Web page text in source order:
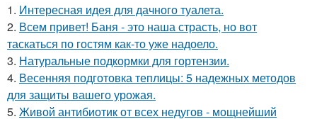
1. Интересная идея для дачного туалета.
2. Всем привет! Баня - это наша страсть, но вот
таскаться по гостям как-то уже надоело.
3. Натуральные подкормки для гортензии.
4. Весенняя подготовка теплицы: 5 надежных методов
для защиты вашего урожая.
5. Живой антибиотик от всех недугов - мощнейший